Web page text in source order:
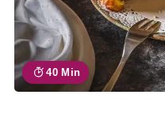
40 Min